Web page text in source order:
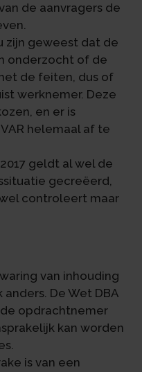
de aanvragers de
zijn geweest dat de
onderzocht of de
de feiten, dus of
werknemer. Deze
en er is
helemaal af te
geldt al wel de
gecreëerd,
controleert maar
van inhouding
De Wet DBA
opdrachtnemer
kan worden
is van een